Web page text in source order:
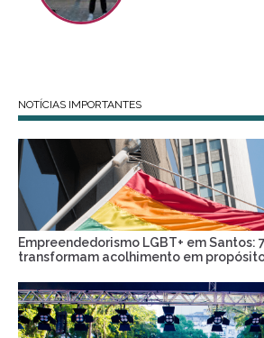
NOTÍCIAS IMPORTANTES
Empreendedorismo LGBT+ em Santos:
transformam acolhimento em